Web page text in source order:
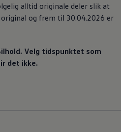
alltid originale deler slik at
og frem til 30.04.2026 er
Velg tidspunktet som
det ikke.